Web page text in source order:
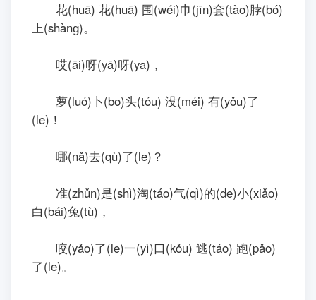
花(huā) 花(huā) 围(wéi)巾(jīn)套(tào)脖(bó)
上(shànɡ)。
哎(āi)呀(yā)呀(ya)，
萝(luó)卜(bo)头(tóu) 没(méi) 有(yǒu)了
(le)！
哪(nǎ)去(qù)了(le)？
准(zhǔn)是(shì)淘(táo)气(qì)的(de)小(xiǎo)
白(bái)兔(tù)，
咬(yǎo)了(le)一(yì)口(kǒu) 逃(táo) 跑(pǎo)
了(le)。